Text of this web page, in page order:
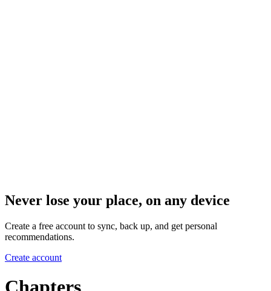
Never lose your place, on any device
Create a free account to sync, back up, and get personal
recommendations.
Create account